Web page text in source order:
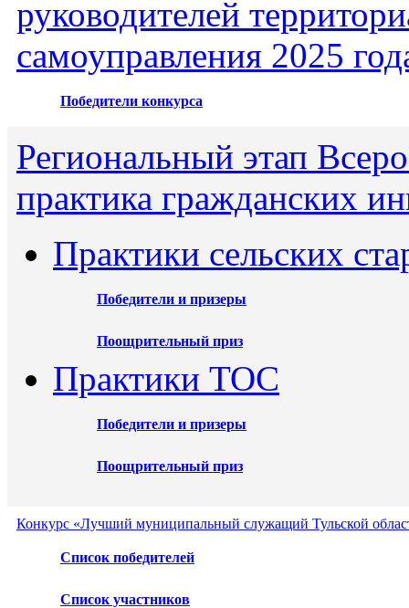
руководителей
самоуправления 2025
Победители конкурса
Региональный этап
практика гражданских
Практики сельских
Победители и призеры
Поощрительный приз
Практики ТОС
Победители и призеры
Поощрительный приз
Конкурс «Лучший муниципальный служащий Тульской
Список победителей
Список участников